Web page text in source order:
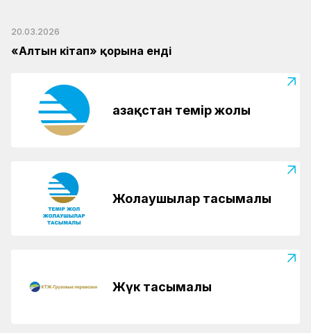
20.03.2026
«Алтын кітап» қорына енді
Қазақстан темір жолы
Жолаушылар тасымалы
Жүк тасымалы